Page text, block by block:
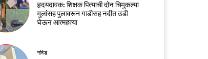
हृदयदावक: शिक्षक पित्याची दोन चिमुकल्या
मुलांसह पुलावरून गाडीसह नदीत उडी
घेऊन आत्महत्या
नांदेड